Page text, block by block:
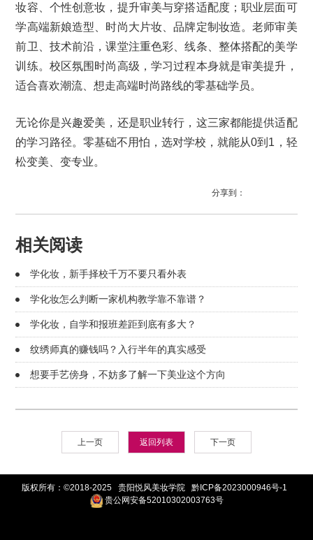
妆容、个性创意妆，提升审美与穿搭适配度；职业层面可
学高端新娘造型、时尚大片妆、品牌定制妆造。老师审美
前卫、技术前沿，课堂注重色彩、线条、整体搭配的美学
训练。校区氛围时尚高级，学习过程本身就是审美提升，
适合喜欢潮流、想走高端时尚路线的零基础学员。
无论你是兴趣爱美，还是职业转行，这三家都能提供适配
的学习路径。零基础不用怕，选对学校，就能从0到1，轻
松变美、变专业。
分享到：
相关阅读
学化妆，新手择校千万不要只看外表
学化妆怎么判断一家机构教学靠不靠谱？
学化妆，自学和报班差距到底有多大？
纹绣师真的赚钱吗？入行半年的真实感受
想要手艺傍身，不妨多了解一下美业这个方向
上一页 返回列表 下一页
版权所有：©2018-2025 贵阳悦风美妆学院 黔ICP备2023000946号-1
贵公网安备52010302003763号